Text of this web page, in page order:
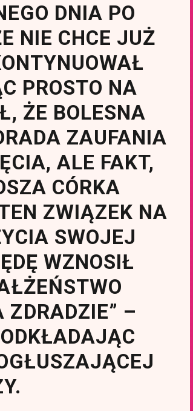
DNIA PO
NIE CHCE JUŻ
PROSTO NA
ŻE BOLESNA
ZAUFANIA
ALE FAKT,
CÓRKA
ZWIĄZEK NA
SWOJEJ
WZNOSIŁ
ZDRADZIE” –